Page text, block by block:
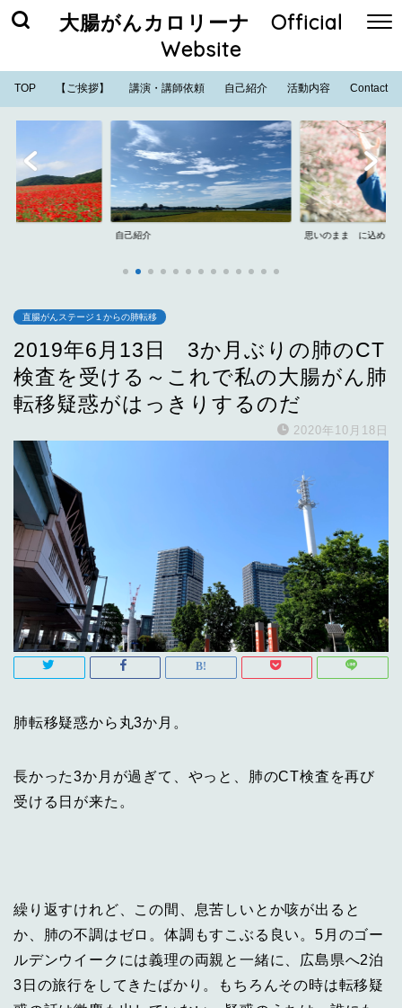
大腸がんカロリーナ Official
Website
TOP 【ご挨拶】 講演・講師依頼 自己紹介 活動内容 Contact
自己紹介 思いのまま に込めた
直腸がんステージ１からの肺転移
2019年6月13日 3か月ぶりの肺のCT
検査を受ける～これで私の大腸がん肺
転移疑惑がはっきりするのだ
2020年10月18日
肺転移疑惑から丸3か月。
長かった3か月が過ぎて、やっと、肺のCT検査を再び
受ける日が来た。
繰り返すけれど、この間、息苦しいとか咳が出ると
か、肺の不調はゼロ。体調もすこぶる良い。5月のゴー
ルデンウイークには義理の両親と一緒に、広島県へ2泊
3日の旅行をしてきたばかり。もちろんその時は転移疑